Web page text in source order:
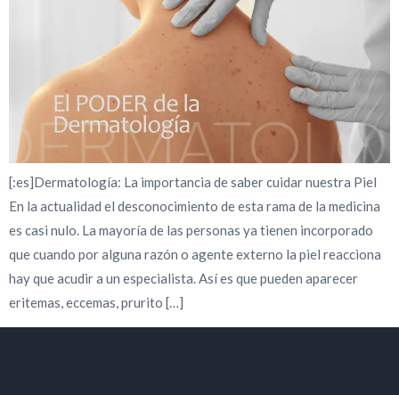
[:es]Dermatología: La importancia de saber cuidar nuestra Piel
En la actualidad el desconocimiento de esta rama de la medicina
es casi nulo. La mayoría de las personas ya tienen incorporado
que cuando por alguna razón o agente externo la piel reacciona
hay que acudir a un especialista. Así es que pueden aparecer
eritemas, eccemas, prurito […]